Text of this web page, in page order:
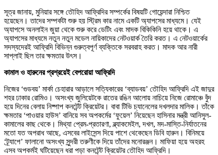
সূত্র জানায়, মুনিয়ার সঙ্গে তৌহিদ আফ্রিদির সম্পর্কের বিষয়টি গোয়েন্দারা নিশ্চিত
হয়েছেন। তাদের সম্পর্কটা শুরু হয় স্ট্রিম কার নামে একটি অ্যাপসের মাধ্যমে। যেই
অ্যাপসে অনলাইন জুয়া থেকে শুরু করে ডেটিং এবং মাদক বিকিকিনি হয়ে থাকে। এ
অ্যাপসের মাধ্যমে নতুন নতুন মডেল নায়িকাদের নেটওয়ার্ক তৈরি করত। এ নেটওয়ার্কের
সদস্যদেরই আফ্রিদি বিভিন্ন গুরুত্বপূর্ণ ব্যক্তিকে সরবরাহ করত। মাদক আর নারী
সাপ্লাই ছিল তার ক্ষমতার উৎস।
কামাল ও হারুনের প্রশ্রয়েই বেপরোয়া আফ্রিদি
নিজের ‘গুডবয়’ মার্কা চেহারার আড়ালে সত্যিকারের ‘ব্যাডবয়’ তৌহিদ আফ্রিদি এই জাদুর
শহর ঢাকার রোমিও। অসংখ্য জুলিয়েটকে রাতের রঙিন আলোয় নাচিয়ে নিজে রোমাঞ্চে বুঁদ
হয়ে দিনের বেলায় নিষ্পাপ কনটেন্ট ক্রিয়েটর। বাবা টিভি চ্যানেলের দখলদার মালিক। তাঁকে
ক্ষমতার ‘পাওয়ার হাউস’ বানিয়ে সব অপকর্মের ‘ফুয়েল’ নিয়েছেন হাসিনার মন্ত্রী আনিসুল-
কামালের কাছ থেকে। মিথ্যা প্রেম-প্রতারণা, ব্ল্যাকমেইল, দখল, মদ-মাস্তি-নির্যাতনের
মতো যত অপরাধ আছে, এসবের লাইসেন্স দিয়ে পাশে থেকেছেন ডিবি হারুন। বিনিময়ে
‘ট্র্যাপে’ ফালানো অসংখ্য সুন্দরী তরুণীকে দিয়ে তাঁদের মনোরঞ্জন। মাফিয়া হয়ে অহরহ
এসব অপকর্মই ঘটিয়েছেন ধরা পড়া কনটেন্ট ক্রিয়েটর তৌহিদ আফ্রিদি।